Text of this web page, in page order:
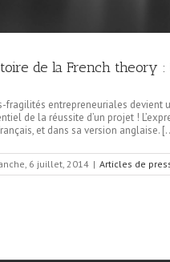
de la French theory
fragilités entrepreneuriales
de la réussite d’un projet !
et dans sa version anglaise.
6 juillet, 2014 | Articles de